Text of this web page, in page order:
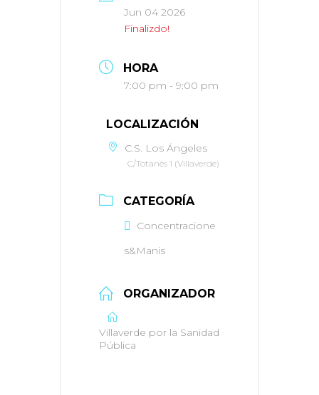
Jun 04 2026
Finalizdo!
HORA
7:00 pm - 9:00 pm
LOCALIZACIÓN
C.S. Los Ángeles
C/Totanés 1 (Villaverde)
CATEGORÍA
Concentracione
s&Manis
ORGANIZADOR
Villaverde por la Sanidad
Pública